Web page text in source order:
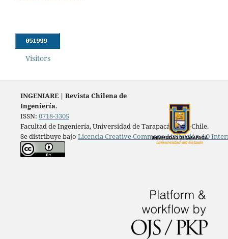
Visitors
INGENIARE | Revista Chilena de
Ingeniería.
ISSN: 0718-3305
Facultad de Ingeniería, Universidad de Tarapacá, Arica-Chile.
Se distribuye bajo Licencia Creative Commons Atribución 4.0